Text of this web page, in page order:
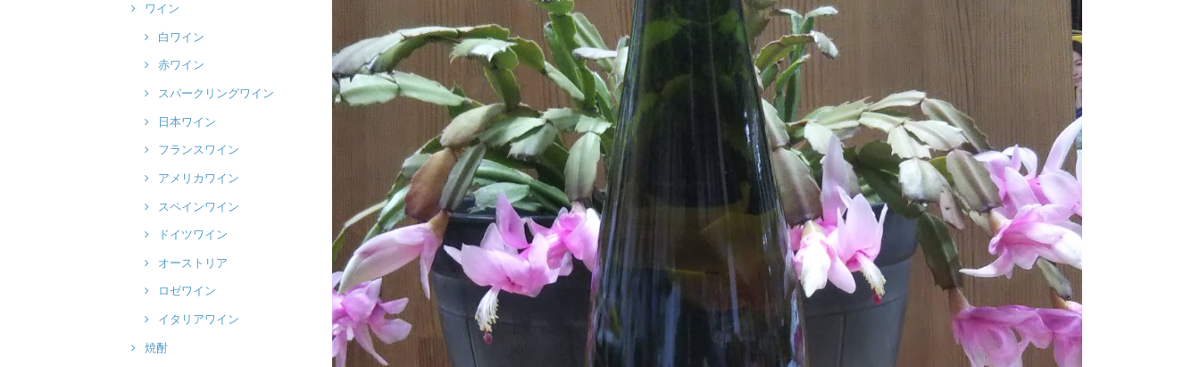
ワイン
白ワイン
赤ワイン
スパークリングワイン
日本ワイン
フランスワイン
アメリカワイン
スペインワイン
ドイツワイン
オーストリア
ロゼワイン
イタリアワイン
焼酎